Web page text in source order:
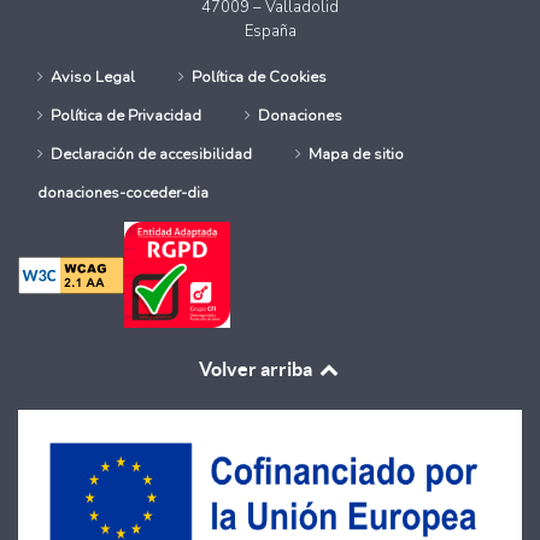
47009 – Valladolid
España
Aviso Legal
Política de Cookies
Política de Privacidad
Donaciones
Declaración de accesibilidad
Mapa de sitio
donaciones-coceder-dia
Volver arriba